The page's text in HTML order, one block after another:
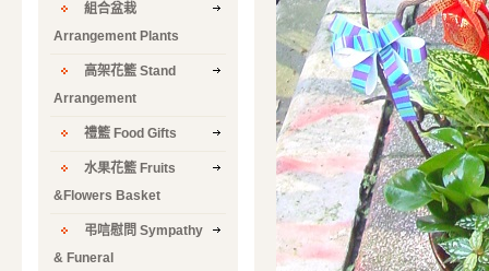
組合盆栽
Arrangement Plants
高架花籃 Stand
Arrangement
禮籃 Food Gifts
水果花籃 Fruits
&Flowers Basket
弔唁慰問 Sympathy
& Funeral